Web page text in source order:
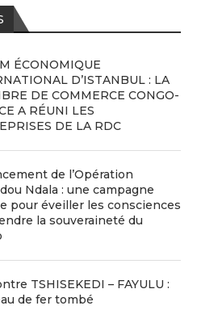
ÉCONOMIQUE
D’ISTANBUL : LA
DE COMMERCE CONGO-
A RÉUNI LES
DE LA RDC
de l’Opération
Ndala : une campagne
pour éveiller les consciences
la souveraineté du
TSHISEKEDI – FAYULU :
de fer tombé